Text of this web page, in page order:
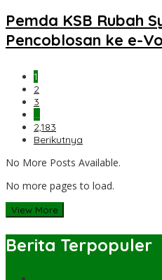
Pemda KSB Rubah
Pencoblosan ke e-
1
2
3
…
2,183
Berikutnya
No More Posts Available.
No more pages to load.
View More
Berita Terpopuler